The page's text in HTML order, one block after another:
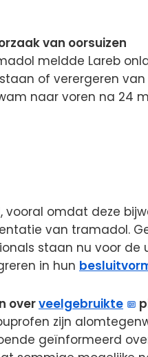
van oorsuizen
meldde Lareb
of verergeren
naar voren na 24
vooral omdat deze
van tramadol.
staan nu voor de
in hun
overveelgebruikte
zijn
geïnformeerd